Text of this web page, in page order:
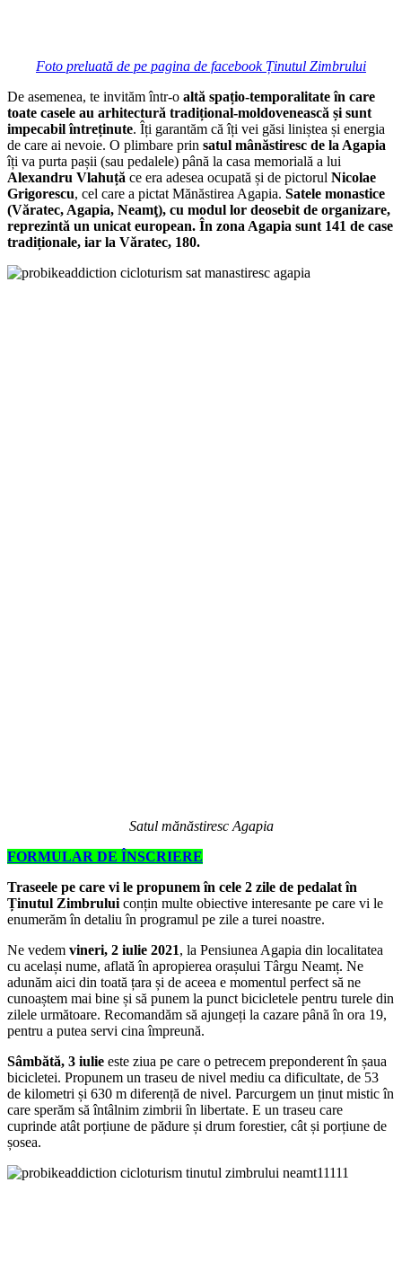
Foto preluată de pe pagina de facebook Ținutul Zimbrului
De asemenea, te invităm într-o altă spațio-temporalitate în care
toate casele au arhitectură tradițional-moldovenească și sunt
impecabil întreținute. Îți garantăm că îți vei găsi liniștea și energia
de care ai nevoie. O plimbare prin satul mânăstiresc de la Agapia
îți va purta pașii (sau pedalele) până la casa memorială a lui
Alexandru Vlahuță ce era adesea ocupată și de pictorul Nicolae
Grigorescu, cel care a pictat Mănăstirea Agapia. Satele monastice
(Văratec, Agapia, Neamţ), cu modul lor deosebit de organizare,
reprezintă un unicat european. În zona Agapia sunt 141 de case
tradiționale, iar la Văratec, 180.
Satul mănăstiresc Agapia
FORMULAR DE ÎNSCRIERE
Traseele pe care vi le propunem în cele 2 zile de pedalat în
Ținutul Zimbrului conțin multe obiective interesante pe care vi le
enumerăm în detaliu în programul pe zile a turei noastre.
Ne vedem vineri, 2 iulie 2021, la Pensiunea Agapia din localitatea
cu același nume, aflată în apropierea orașului Târgu Neamț. Ne
adunăm aici din toată țara și de aceea e momentul perfect să ne
cunoaștem mai bine și să punem la punct bicicletele pentru turele din
zilele următoare. Recomandăm să ajungeți la cazare până în ora 19,
pentru a putea servi cina împreună.
Sâmbătă, 3 iulie este ziua pe care o petrecem preponderent în șaua
bicicletei. Propunem un traseu de nivel mediu ca dificultate, de 53
de kilometri și 630 m diferență de nivel. Parcurgem un ținut mistic în
care sperăm să întâlnim zimbrii în libertate. E un traseu care
cuprinde atât porțiune de pădure și drum forestier, cât și porțiune de
șosea.